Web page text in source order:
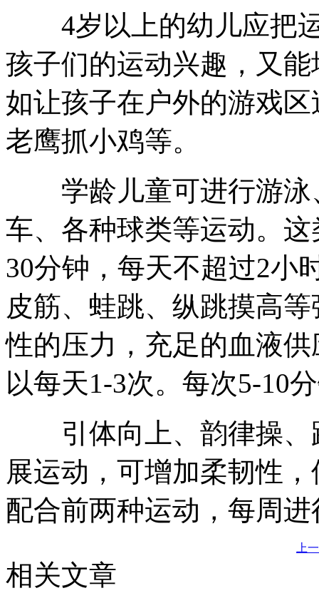
4岁以上的幼儿应把运
孩子们的运动兴趣，又
如让孩子在户外的游戏
老鹰抓小鸡等。
学龄儿童可进行游泳
车、各种球类等运动。
30分钟，每天不超过2小
皮筋、蛙跳、纵跳摸高
性的压力，充足的血液
以每天1-3次。每次5-10
引体向上、韵律操、
展运动，可增加柔韧性
配合前两种运动，每周进
上
相关文章